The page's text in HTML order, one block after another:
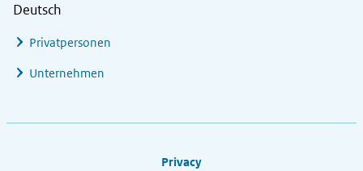
Deutsch
Privatpersonen
Unternehmen
Privacy